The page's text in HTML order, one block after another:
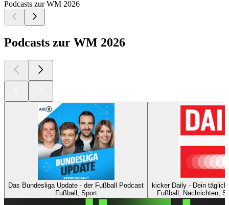
Podcasts zur WM 2026
Podcasts zur WM 2026
Das Bundesliga Update - der Fußball Podcast
Fußball, Sport
kicker Daily - Dein
Fußball, Nachrichten,